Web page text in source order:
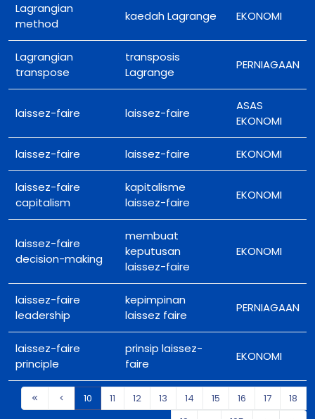
Lagrangian
method
kaedah Lagrange EKONOMI
Lagrangian
transpose
transposis
Lagrange
PERNIAGAAN
laissez-faire laissez-faire
ASAS
EKONOMI
laissez-faire laissez-faire EKONOMI
laissez-faire
capitalism
kapitalisme
laissez-faire
EKONOMI
laissez-faire
decision-making
membuat
keputusan
laissez-faire
EKONOMI
laissez-faire
leadership
kepimpinan
laissez faire
PERNIAGAAN
laissez-faire
principle
prinsip laissez-
faire
EKONOMI
10 11 12 13 14 15 16 17
18